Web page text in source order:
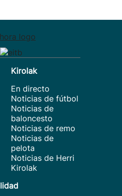
Kirolak
En directo
Noticias de fútbol
Noticias de
baloncesto
Noticias de remo
Noticias de
pelota
Noticias de Herri
Kirolak